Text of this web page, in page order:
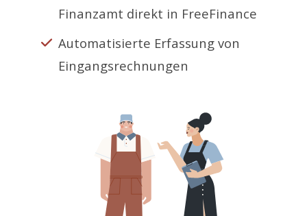
Finanzamt direkt in FreeFinance
Automatisierte Erfassung von
Eingangsrechnungen